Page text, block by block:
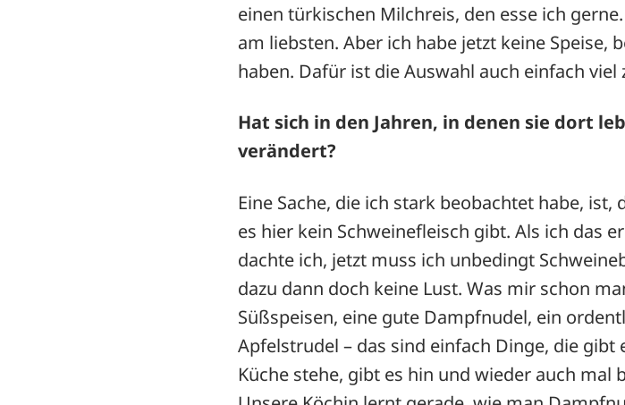
einen türkischen Milchreis, den esse ich
am liebsten. Aber ich habe jetzt keine Speise,
haben. Dafür ist die Auswahl auch einfach viel
Hat sich in den Jahren, in denen sie dort
verändert?
Eine Sache, die ich stark beobachtet habe,
es hier kein Schweinefleisch gibt. Als ich das
dachte ich, jetzt muss ich unbedingt
dazu dann doch keine Lust. Was mir schon
Süßspeisen, eine gute Dampfnudel, ein
Apfelstrudel – das sind einfach Dinge, die
Küche stehe, gibt es hin und wieder auch mal